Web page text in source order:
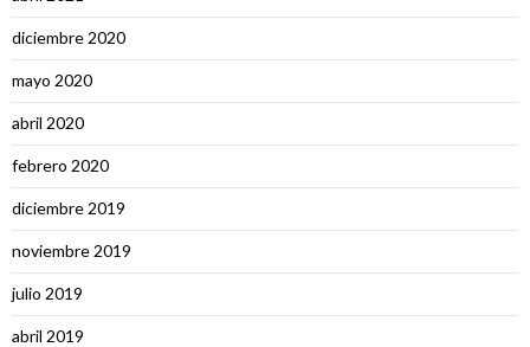
diciembre 2020
mayo 2020
abril 2020
febrero 2020
diciembre 2019
noviembre 2019
julio 2019
abril 2019